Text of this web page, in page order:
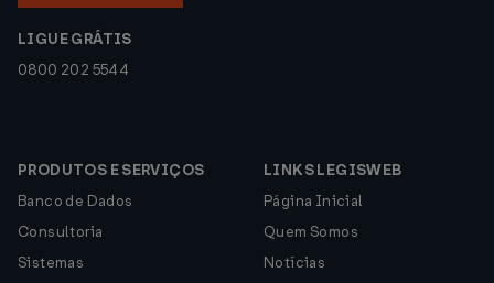
LIGUE GRÁTIS
0800 202 5544
PRODUTOS E SERVIÇOS
Banco de Dados
Consultoria
Sistemas
LINKS LEGISWEB
Página Inicial
Quem Somos
Notícias